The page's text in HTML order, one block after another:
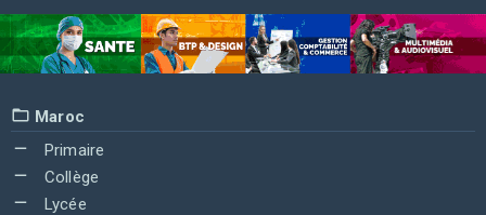
Maroc
Primaire
Collège
Lycée